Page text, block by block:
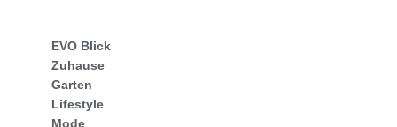
EVO Blick
Zuhause
Garten
Lifestyle
Mode